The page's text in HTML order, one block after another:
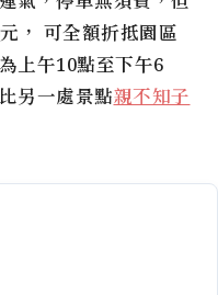
， 可全額折抵園區
上午10點至下午6
另一處景點親不知子